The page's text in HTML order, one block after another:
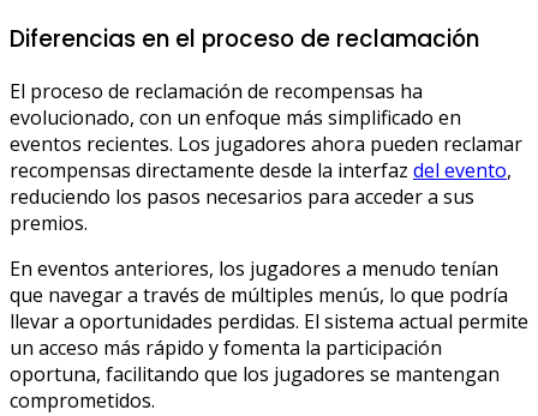
Diferencias en el proceso de reclamación
El proceso de reclamación de recompensas ha
evolucionado, con un enfoque más simplificado en
eventos recientes. Los jugadores ahora pueden reclamar
recompensas directamente desde la interfaz del evento,
reduciendo los pasos necesarios para acceder a sus
premios.
En eventos anteriores, los jugadores a menudo tenían
que navegar a través de múltiples menús, lo que podría
llevar a oportunidades perdidas. El sistema actual permite
un acceso más rápido y fomenta la participación
oportuna, facilitando que los jugadores se mantengan
comprometidos.